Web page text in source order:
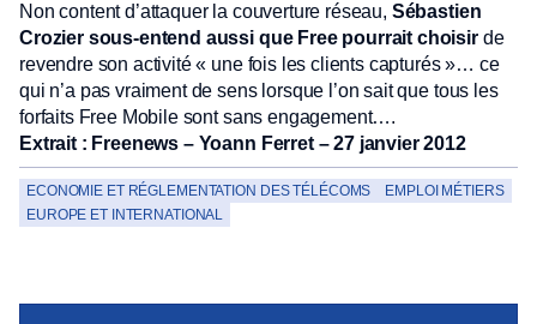
Non content d’attaquer la couverture réseau, Sébastien
Crozier sous-entend aussi que Free pourrait choisirde
revendre son activité « une fois les clients capturés »… ce
qui n’a pas vraiment de sens lorsque l’on sait que tous les
forfaits Free Mobile sont sans engagement….
Extrait : Freenews – Yoann Ferret – 27 janvier 2012
ECONOMIE ET RÉGLEMENTATION DES TÉLÉCOMS
EMPLOI MÉTIERS
EUROPE ET INTERNATIONAL